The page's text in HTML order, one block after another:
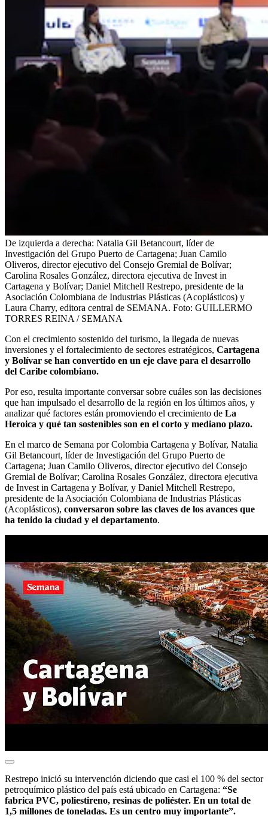
De izquierda a derecha: Natalia Gil Betancourt, líder de
Investigación del Grupo Puerto de Cartagena; Juan Camilo
Oliveros, director ejecutivo del Consejo Gremial de Bolívar;
Carolina Rosales González, directora ejecutiva de Invest in
Cartagena y Bolívar; Daniel Mitchell Restrepo, presidente de la
Asociación Colombiana de Industrias Plásticas (Acoplásticos) y
Laura Charry, editora central de SEMANA. Foto: GUILLERMO
TORRES REINA / SEMANA
Con el crecimiento sostenido del turismo, la llegada de nuevas
inversiones y el fortalecimiento de sectores estratégicos, Cartagena
y Bolívar se han convertido en un eje clave para el desarrollo
del Caribe colombiano.
Por eso, resulta importante conversar sobre cuáles son las decisiones
que han impulsado el desarrollo de la región en los últimos años, y
analizar qué factores están promoviendo el crecimiento de La
Heroica y qué tan sostenibles son en el corto y mediano plazo.
En el marco de Semana por Colombia Cartagena y Bolívar, Natalia
Gil Betancourt, líder de Investigación del Grupo Puerto de
Cartagena; Juan Camilo Oliveros, director ejecutivo del Consejo
Gremial de Bolívar; Carolina Rosales González, directora ejecutiva
de Invest in Cartagena y Bolívar, y Daniel Mitchell Restrepo,
presidente de la Asociación Colombiana de Industrias Plásticas
(Acoplásticos), conversaron sobre las claves de los avances que
ha tenido la ciudad y el departamento.
Restrepo inició su intervención diciendo que casi el 100 % del sector
petroquímico plástico del país está ubicado en Cartagena: “Se
fabrica PVC, poliestireno, resinas de poliéster. En un total de
1,5 millones de toneladas. Es un centro muy importante”.